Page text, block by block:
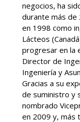
negocios, ha
durante más de
en 1998 como
Lácteos
progresar en la
Director de
Ingeniería y
Gracias a su
de suministro y
nombrado
en 2009 y, más